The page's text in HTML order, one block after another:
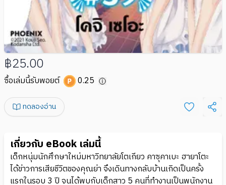
฿25.00
ซื้อเล่มนี้รับพอยต์ 0.25
ทดลองอ่าน
เกี่ยวกับ eBook เล่มนี้
เด็กหนุ่มนักศึกษาใหม่มหาวิทยาลัยโตเกียว คาซุคาเบะ ฮายาโตะ
ได้ข่าวการเสียชีวิตของคุณย่า จึงเดินทางกลับบ้านเกิดเป็นครั้ง
แรกในรอบ 3 ปี จนได้พบกับเด็กสาว 5 คนที่ทำงานเป็นพนักงาน